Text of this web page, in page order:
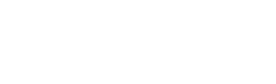
alla sua navigazione usando i link di salto.